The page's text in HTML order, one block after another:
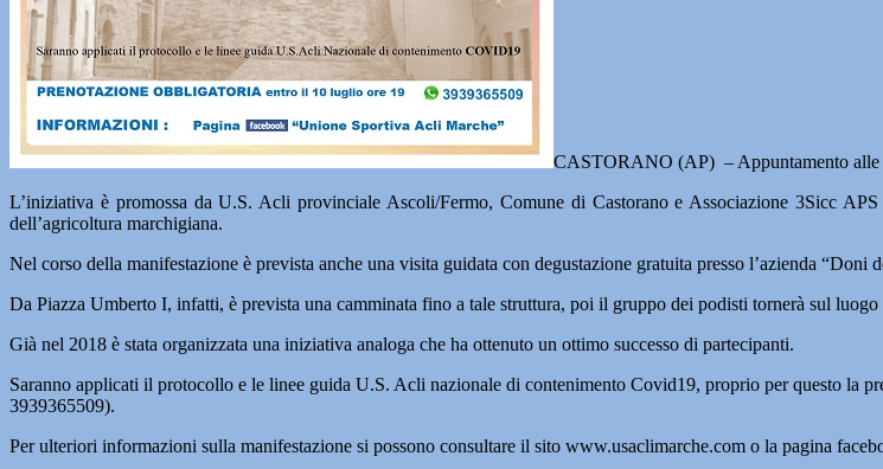
CASTORANO (AP) – Appuntamento alle
L’iniziativa è promossa da U.S. Acli provinciale Ascoli/Fermo, Comune di Castorano e Associazione 3Sicc
dell’agricoltura marchigiana.
Nel corso della manifestazione è prevista anche una visita guidata con degustazione gratuita presso l’azienda “Doni
Da Piazza Umberto I, infatti, è prevista una camminata fino a tale struttura, poi il gruppo dei podisti tornerà sul luogo
Già nel 2018 è stata organizzata una iniziativa analoga che ha ottenuto un ottimo successo di partecipanti.
Saranno applicati il protocollo e le linee guida U.S. Acli nazionale di contenimento Covid19, proprio per questo la
3939365509).
Per ulteriori informazioni sulla manifestazione si possono consultare il sito www.usaclimarche.com o la pagina